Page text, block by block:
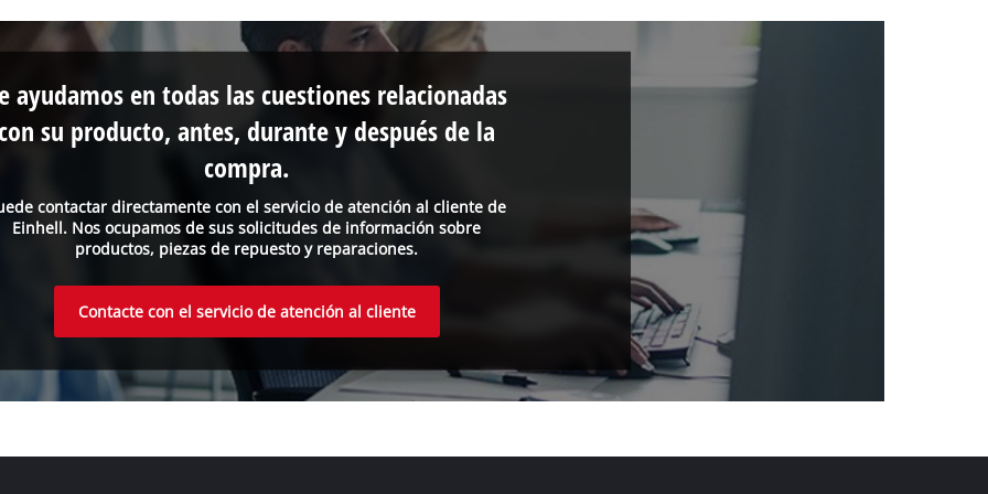
contactar directamente con el servicio de atención al cliente de
Einhell. Nos ocupamos de sus solicitudes de información sobre
productos, piezas de repuesto y reparaciones.
ayudamos en todas las cuestiones relacionadas
su producto, antes, durante y después de la
compra.
Contacte con el servicio de atención al cliente